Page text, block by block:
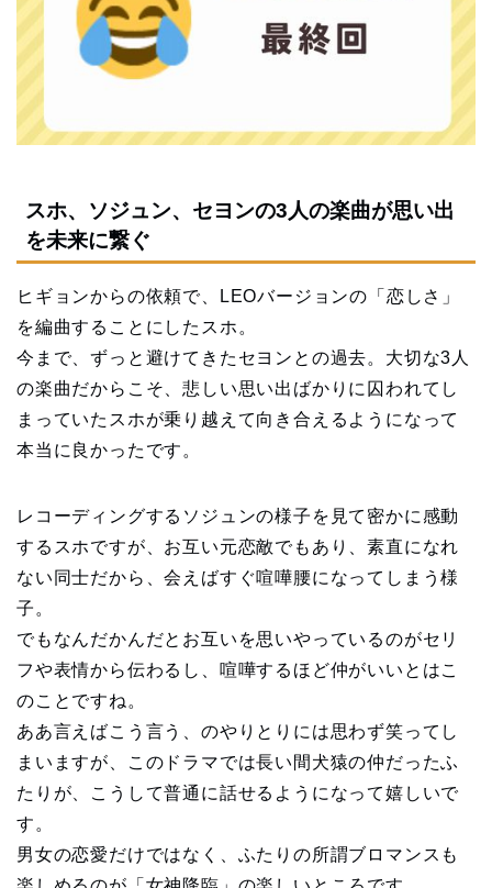
スホ、ソジュン、セヨンの3人の楽曲が思い出
を未来に繋ぐ
ヒギョンからの依頼で、LEOバージョンの「恋しさ」
を編曲することにしたスホ。
今まで、ずっと避けてきたセヨンとの過去。大切な3人
の楽曲だからこそ、悲しい思い出ばかりに囚われてし
まっていたスホが乗り越えて向き合えるようになって
本当に良かったです。
レコーディングするソジュンの様子を見て密かに感動
するスホですが、お互い元恋敵でもあり、素直になれ
ない同士だから、会えばすぐ喧嘩腰になってしまう様
子。
でもなんだかんだとお互いを思いやっているのがセリ
フや表情から伝わるし、喧嘩するほど仲がいいとはこ
のことですね。
ああ言えばこう言う、のやりとりには思わず笑ってし
まいますが、このドラマでは長い間犬猿の仲だったふ
たりが、こうして普通に話せるようになって嬉しいで
す。
男女の恋愛だけではなく、ふたりの所謂ブロマンスも